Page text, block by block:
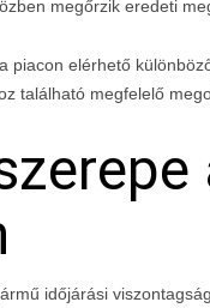
megőrzik eredeti
a piacon elérhető
található megfelelő
időjárási